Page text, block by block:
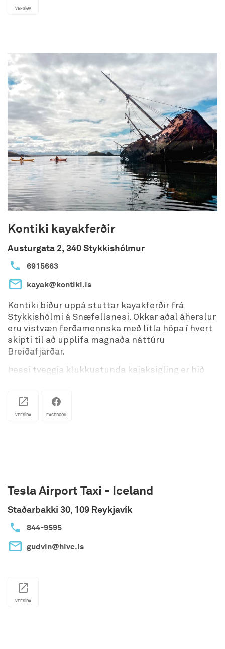
VEFSÍÐA
Kontiki kayakferðir
Austurgata 2, 340 Stykkishólmur
6915663
kayak@kontiki.is
Kontiki bíður uppá stuttar kayakferðir frá
Stykkishólmi á Snæfellsnesi. Okkar aðal áherslur
eru vistvæn ferðamennska með litla hópa í hvert
skipti til að upplifa magnaða náttúru
Breiðafjarðar.
Þessi tveggja klukkustunda kajaksigling er hið
eyjalífsins. - hreint út sagt ómissandi fyrir
náttúrubörn með ævintýraþrá sem langar að
fræðast um hina heillandi sögu og jarðfræði
Snæfellsness.
VEFSÍÐA FACEBOOK
Tesla Airport Taxi - Iceland
Staðarbakki 30, 109 Reykjavík
844-9595
gudvin@hive.is
VEFSÍÐA